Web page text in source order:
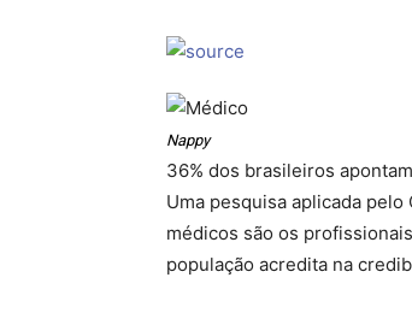
Nappy
36% dos brasileiros
Uma pesquisa aplicada
médicos são os
população acredita na